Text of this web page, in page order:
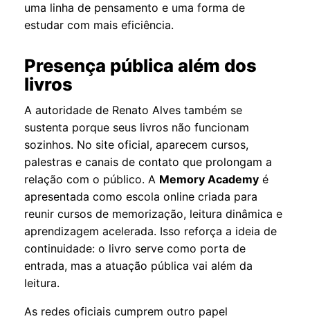
uma linha de pensamento e uma forma de
estudar com mais eficiência.
Presença pública além dos
livros
A autoridade de Renato Alves também se
sustenta porque seus livros não funcionam
sozinhos. No site oficial, aparecem cursos,
palestras e canais de contato que prolongam a
relação com o público. A Memory Academy é
apresentada como escola online criada para
reunir cursos de memorização, leitura dinâmica e
aprendizagem acelerada. Isso reforça a ideia de
continuidade: o livro serve como porta de
entrada, mas a atuação pública vai além da
leitura.
As redes oficiais cumprem outro papel